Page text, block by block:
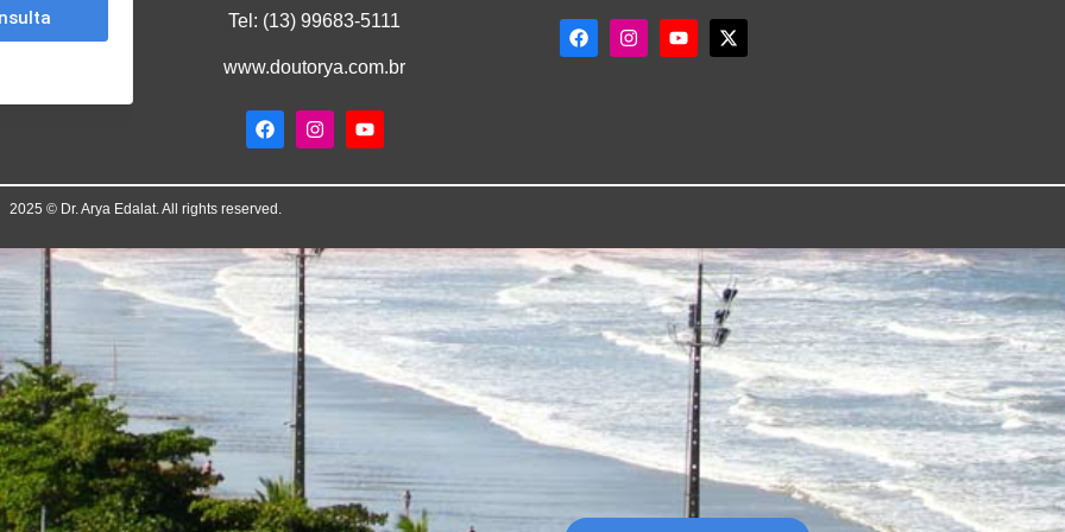
Tel: (13) 99683-5111
www.doutorya.com.br
2025 © Dr. Arya Edalat. All rights reserved.